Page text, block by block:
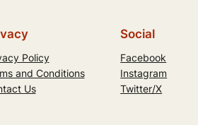
Policy
and Conditions
Us
Social
Facebook
Instagram
Twitter/X